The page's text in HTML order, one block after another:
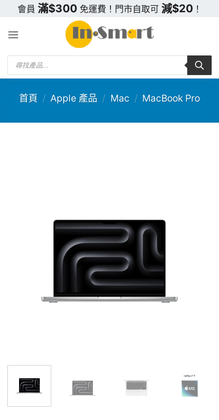
content
會員 滿$300 免運費！門市自取可 減$20 ！
Products
search
首頁 / Apple 產品 / Mac / MacBook Pro